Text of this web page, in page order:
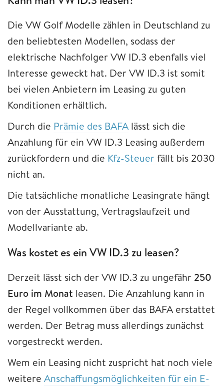
Die VW Golf Modelle zählen in Deutschland zu
den beliebtesten Modellen, sodass der
elektrische Nachfolger VW ID.3 ebenfalls viel
Interesse geweckt hat. Der VW ID.3 ist somit
bei vielen Anbietern im Leasing zu guten
Konditionen erhältlich.
Durch die Prämie des BAFA lässt sich die
Anzahlung für ein VW ID.3 Leasing außerdem
zurückfordern und die Kfz-Steuerfällt bis 2030
nicht an.
Die tatsächliche monatliche Leasingrate hängt
von der Ausstattung, Vertragslaufzeit und
Modellvariante ab.
Was kostet es ein VW ID.3 zu leasen?
Derzeit lässt sich der VW ID.3 zu ungefähr 250
Euro im Monat leasen. Die Anzahlung kann in
der Regel vollkommen über das BAFA erstattet
werden. Der Betrag muss allerdings zunächst
vorgestreckt werden.
Wem ein Leasing nicht zuspricht hat noch viele
weitere Anschaffungsmöglichkeiten für ein E-